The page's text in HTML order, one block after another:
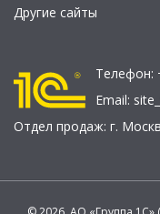
Другие сайты
Телефон:
Email:
Отдел продаж: г.